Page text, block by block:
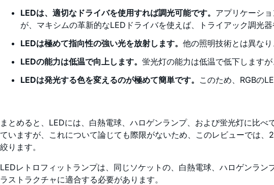
LEDは、適切なドライバを使用すれば調光可能です。 アプリケーシ
が、マキシムの革新的なLEDドライバを使えば、トライアック調光
LEDは極めて指向性の強い光を放射します。 他の照明技術とは異な
LEDの能力は低温で向上します。 蛍光灯の能力は低温で低下します
LEDは発光する色を変えるのが極めて簡単です。 このため、RGBの
まとめると、LEDには、白熱電球、ハロゲンランプ、および蛍光灯に比
ていますが、これについて論じても際限がないため、このレビューでは
絞ります。
LEDレトロフィットランプは、同じソケットの、白熱電球、ハロゲンラ
ラストラクチャに適合する必要があります。